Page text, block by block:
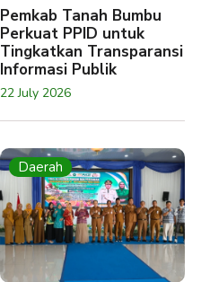
Pemkab Tanah Bumbu
Perkuat PPID untuk
Tingkatkan Transparansi
Informasi Publik
22 July 2026
Daerah